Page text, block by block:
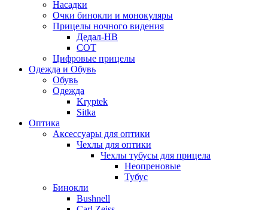
Насадки
Очки бинокли и монокуляры
Прицелы ночного видения
Дедал-НВ
СОТ
Цифровые прицелы
Одежда и Обувь
Обувь
Одежда
Kryptek
Sitka
Оптика
Аксессуары для оптики
Чехлы для оптики
Чехлы тубусы для прицела
Неопреновые
Тубус
Бинокли
Bushnell